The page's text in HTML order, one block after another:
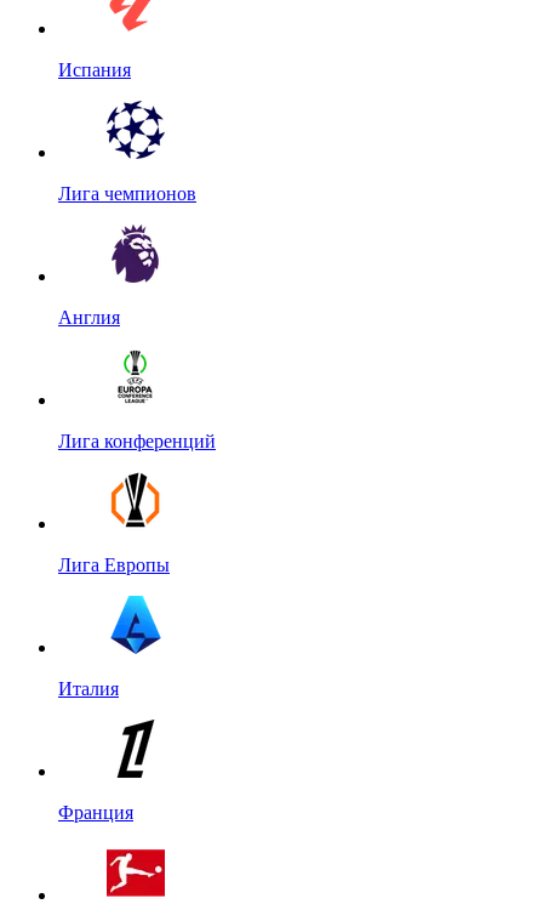
Испания
Лига чемпионов
Англия
Лига конференций
Лига Европы
Италия
Франция